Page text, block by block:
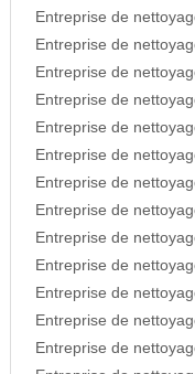
Entreprise de
Entreprise de
Entreprise de
Entreprise de
Entreprise de
Entreprise de
Entreprise de
Entreprise de
Entreprise de
Entreprise de
Entreprise de
Entreprise de
Entreprise de